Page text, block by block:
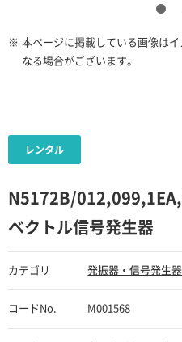
※ 本ページに掲載している画像は
なる場合がございます。
N5172B/
ベクトル信号発生器
カテゴリ 発振器・信号発生器
コードNo. M001568